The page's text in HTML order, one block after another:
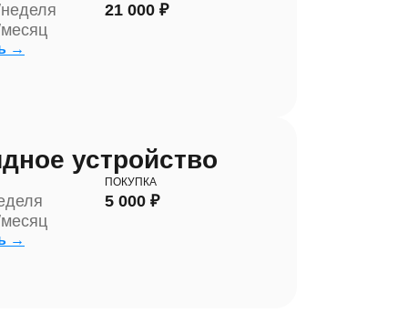
21 000 ₽
→
устройство
ПОКУПКА
5 000 ₽
→